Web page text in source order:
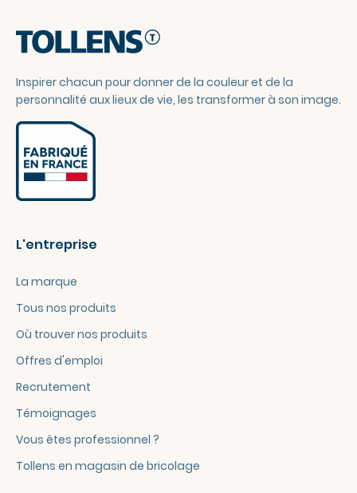
Inspirer chacun pour donner de la couleur et de la
personnalité aux lieux de vie, les transformer à son image.
L'entreprise
La marque
Tous nos produits
Où trouver nos produits
Offres d'emploi
Recrutement
Témoignages
Vous êtes professionnel ?
Tollens en magasin de bricolage